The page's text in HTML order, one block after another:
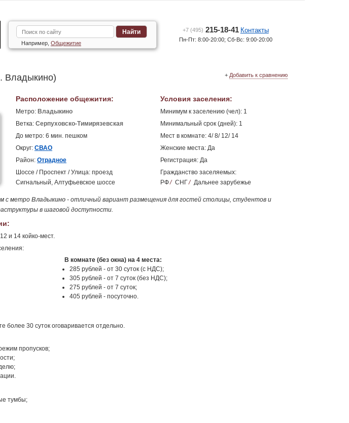
Найти
Например, Общежитие
+7 (495) 215-18-41 Контакты
Пн-Пт: 8:00-20:00; Сб-Вс: 9:00-20:00
Владыкино) + Добавить к сравнению
Расположение общежития:
Метро: Владыкино
Ветка: Серпуховско-Тимирязевская
До метро: 6 мин. пешком
Округ: СВАО
Район: Отрадное
Шоссе / Проспект / Улица: проезд
Сигнальный, Алтуфьевское шоссе
Условия заселения:
Минимум к заселению (чел): 1
Минимальный срок (дней): 1
Мест в комнате: 4/ 8/ 12/ 14
Женские места: Да
Регистрация: Да
Гражданство заселяемых:
РФ/ СНГ/ Дальнее зарубежье
с метро Владыкино - отличный вариант размещения для гостей столицы, студентов и
в шаговой доступности.
и 14 койко-мест.
В комнате (без окна) на 4 места:
285 рублей - от 30 суток (с НДС);
305 рублей - от 7 суток (без НДС);
275 рублей - от 7 суток;
405 рублей - посуточно.
более 30 суток оговаривается отдельно.
пропусков;
тумбы;